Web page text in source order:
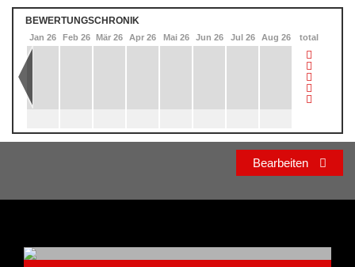
BEWERTUNGSCHRONIK
Jan 26 Feb 26 Mär 26 Apr 26 Mai 26 Jun 26 Jul 26 Aug 26 total
Bearbeiten